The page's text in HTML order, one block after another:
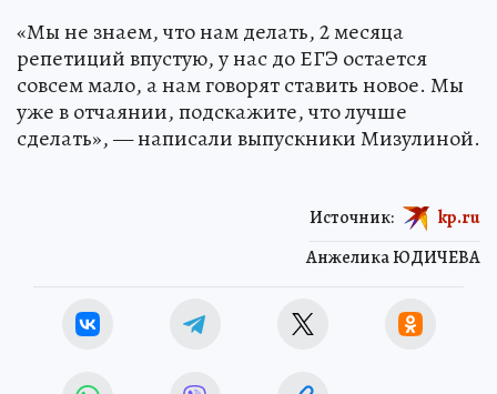
«Мы не знаем, что нам делать, 2 месяца
репетиций впустую, у нас до ЕГЭ остается
совсем мало, а нам говорят ставить новое. Мы
уже в отчаянии, подскажите, что лучше
сделать», — написали выпускники Мизулиной.
Анжелика ЮДИЧЕВА
Источник: kp.ru